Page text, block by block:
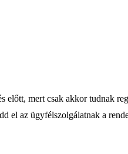
előtt, mert csak akkor tudnak
el az ügyfélszolgálatnak a